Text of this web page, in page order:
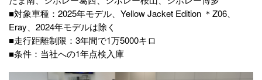
■対象車種：2025年モデル、Yellow Jacket Edition ＊Z06、
Eray、2024年モデルは除く
■走行距離制限：3年間で1万5000キロ
■条件：当社への1年点検入庫